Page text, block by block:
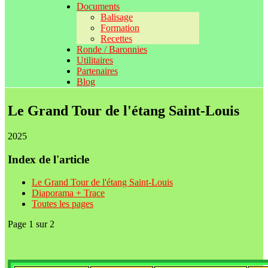
Documents
Balisage
Formation
Recettes
Ronde / Baronnies
Utilitaires
Partenaires
Blog
Le Grand Tour de l'étang Saint-Louis
2025
Index de l'article
Le Grand Tour de l'étang Saint-Louis
Diaporama + Trace
Toutes les pages
Page 1 sur 2